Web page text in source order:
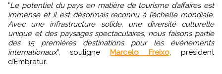
"Le potentiel du pays en matière de tourisme d’affaires est
immense et il est désormais reconnu à l’échelle mondiale.
Avec une infrastructure solide, une diversité culturelle
unique et des paysages spectaculaires, nous faisons partie
des 15 premières destinations pour les événements
internationaux", souligne Marcelo Freixo , président
d’Embratur.